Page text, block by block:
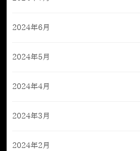
2024年6月
2024年5月
2024年4月
2024年3月
2024年2月